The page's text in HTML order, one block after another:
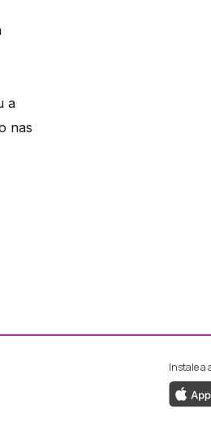
a
nas
ao Facebook da RTP
ao Instagram da
Instale a